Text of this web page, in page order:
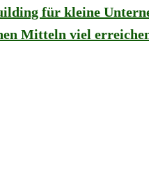
für kleine
Mitteln viel